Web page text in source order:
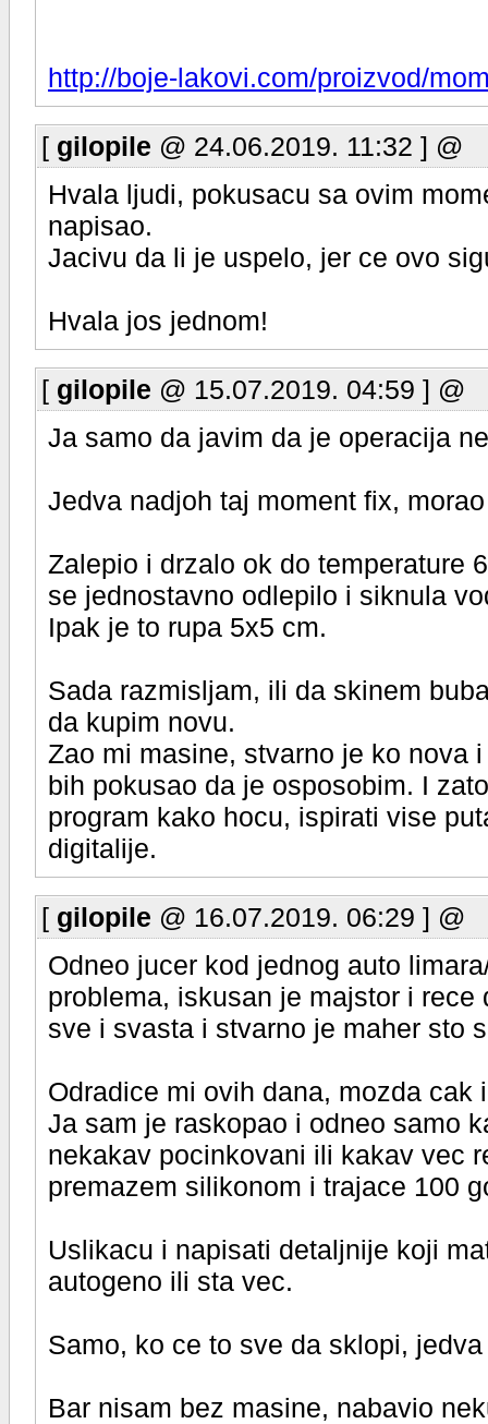
http://boje-lakovi.com/proizvod/
[ gilopile @ 24.06.2019. 11:32 ] @
Hvala ljudi, pokusacu sa ovim
napisao.
Jacivu da li je uspelo, jer ce ovo
Hvala jos jednom!
[ gilopile @ 15.07.2019. 04:59 ] @
Ja samo da javim da je operacija
Jedva nadjoh taj moment fix,
Zalepio i drzalo ok do temperature
se jednostavno odlepilo i siknula
Ipak je to rupa 5x5 cm.
Sada razmisljam, ili da skinem
da kupim novu.
Zao mi masine, stvarno je ko nova
bih pokusao da je osposobim. I
program kako hocu, ispirati vise
digitalije.
[ gilopile @ 16.07.2019. 06:29 ] @
Odneo jucer kod jednog auto
problema, iskusan je majstor i
sve i svasta i stvarno je maher sto
Odradice mi ovih dana, mozda cak
Ja sam je raskopao i odneo samo
nekakav pocinkovani ili kakav vec
premazem silikonom i trajace 100
Uslikacu i napisati detaljnije koji
autogeno ili sta vec.
Samo, ko ce to sve da sklopi,
Bar nisam bez masine, nabavio